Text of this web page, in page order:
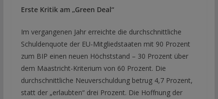
Erste Kritik am „Green Deal“
Im vergangenen Jahr erreichte die durchschnittliche
Schuldenquote der EU-Mitgliedstaaten mit 90 Prozent
zum BIP einen neuen Höchststand – 30 Prozent über
dem Maastricht-Kriterium von 60 Prozent. Die
durchschnittliche Neuverschuldung betrug 4,7 Prozent,
statt der „erlaubten“ drei Prozent. Die Hoffnung der